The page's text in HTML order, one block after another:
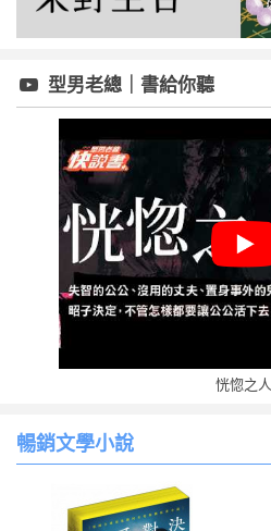
型男老總｜書給你聽
恍惚之人
暢銷文學小說